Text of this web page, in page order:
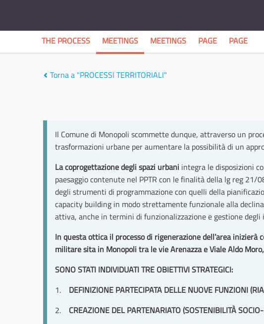
THE PROCESS MEETINGS MEETINGS PAGE PAGE
Torna a "PROCESSI TERRITORIALI"
Il Comune di Monopoli scommette dunque, attraverso un
trasformazioni urbane per aumentare la possibilità di un
La coprogettazione degli spazi urbani integra le disposizioni
paesaggio contenute nel PPTR con le finalità della lg reg 21/
degli strumenti di programmazione con quelli della
capacity building in modo strettamente funzionale alla
attiva, anche in termini di funzionalizzazione e gestione
In questa ottica il processo di rigenerazione dell’area
militare sita in Monopoli tra le vie Arenazza e Viale Aldo
SONO STATI INDIVIDUATI TRE OBIETTIVI STRATEGICI:
1. DEFINIZIONE PARTECIPATA DELLE NUOVE FUNZIONI
2. CREAZIONE DEL PARTENARIATO (SOSTENIBILITÀ